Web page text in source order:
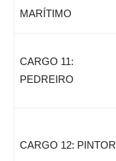
MARÍTIMO
CARGO 11:
PEDREIRO
CARGO 12: PINTOR